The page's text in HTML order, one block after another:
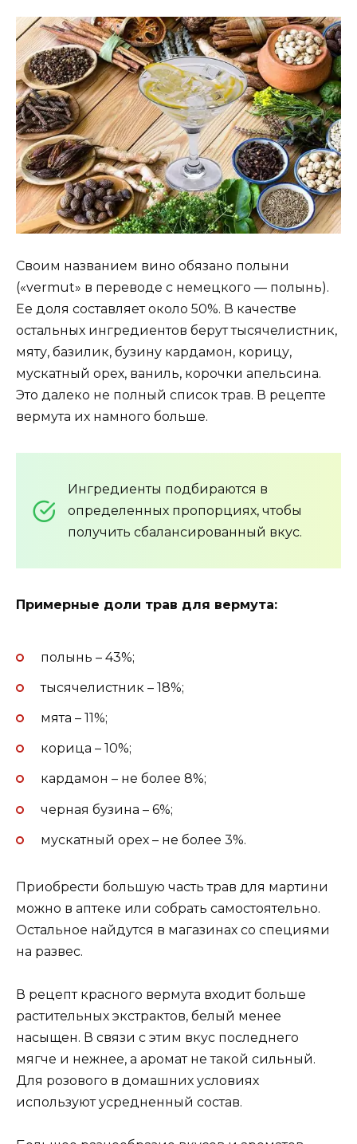
Своим названием вино обязано полыни
(«vermut» в переводе с немецкого — полынь).
Ее доля составляет около 50%. В качестве
остальных ингредиентов берут тысячелистник,
мяту, базилик, бузину кардамон, корицу,
мускатный орех, ваниль, корочки апельсина.
Это далеко не полный список трав. В рецепте
вермута их намного больше.
Ингредиенты подбираются в
определенных пропорциях, чтобы
получить сбалансированный вкус.
Примерные доли трав для вермута:
полынь – 43%;
тысячелистник – 18%;
мята – 11%;
корица – 10%;
кардамон – не более 8%;
черная бузина – 6%;
мускатный орех – не более 3%.
Приобрести большую часть трав для мартини
можно в аптеке или собрать самостоятельно.
Остальное найдутся в магазинах со специями
на развес.
В рецепт красного вермута входит больше
растительных экстрактов, белый менее
насыщен. В связи с этим вкус последнего
мягче и нежнее, а аромат не такой сильный.
Для розового в домашних условиях
используют усредненный состав.